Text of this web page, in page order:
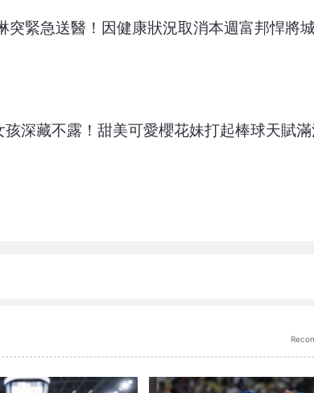
突緊急送醫！因健康狀況取消本週富邦悍將
深藏不露！甜美可愛櫻花妹打起棒球天賦